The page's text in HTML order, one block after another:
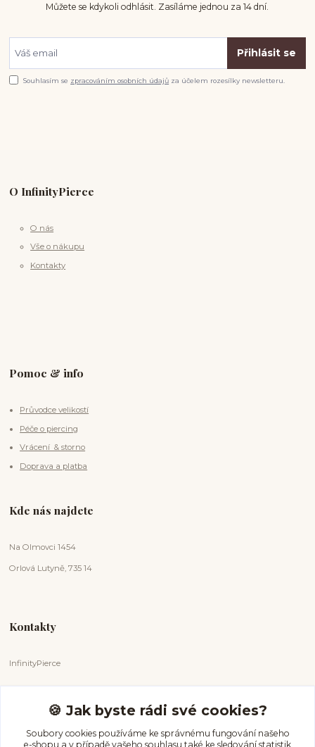
Můžete se kdykoli odhlásit. Zasíláme jednou za 14 dní.
Přihlásit se
Souhlasím se zpracováním osobních údajů za účelem rozesílky newsletteru.
O InfinityPierce
O nás
Vše o nákupu
Kontakty
Pomoc & info
Průvodce velikostí
Péče o piercing
Vrácení & storno
Doprava a platba
Kde nás najdete
Na Olmovci 1454
Orlová Lutyně, 735 14
Kontakty
InfinityPierce
+420 731 681 038
(Po-Ne, 9-18 hod.)
🍪 Jak byste rádi své cookies?
Soubory cookies používáme ke správnému fungování našeho
e-shopu a v případě vašeho souhlasu také ke sledování statistik